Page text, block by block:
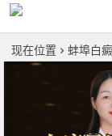
现在位置 蚌埠白